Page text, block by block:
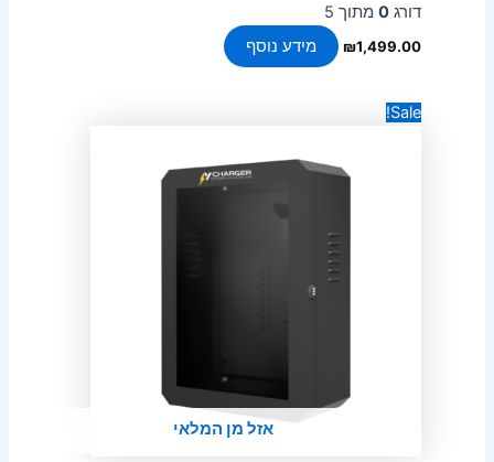
דורג0 מתוך 5
₪1,499.00 מידע נוסף
Sale!
אזל מן המלאי
₪550.00.
₪450.00.